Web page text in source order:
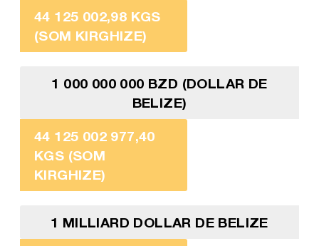
44 125 002,98 KGS
(SOM KIRGHIZE)
1 000 000 000 BZD (DOLLAR DE
BELIZE)
44 125 002 977,40
KGS (SOM
KIRGHIZE)
1 MILLIARD DOLLAR DE BELIZE